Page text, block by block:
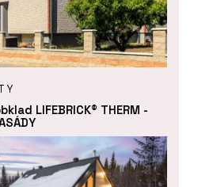
LIFEBRICK® THERM -